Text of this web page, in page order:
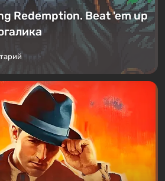
Redemption. Beat 'em up